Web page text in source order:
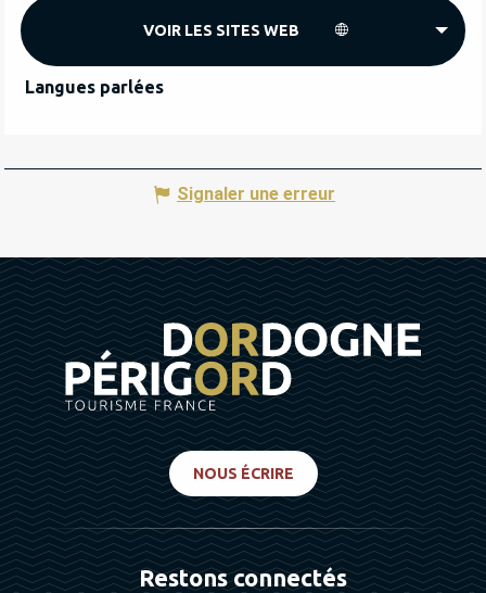
VOIR LES SITES WEB
Langues parlées
Langues parlées
Signaler une erreur
NOUS ÉCRIRE
Restons connectés